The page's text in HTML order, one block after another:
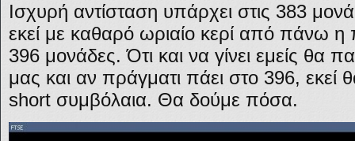
Ισχυρή αντίσταση υπάρχει στις 383
εκεί με καθαρό ωριαίο κερί από πάνω η
396 μονάδες. Ότι και να γίνει εμείς θα
μας και αν πράγματι πάει στο 396, εκεί
short συμβόλαια. Θα δούμε πόσα.